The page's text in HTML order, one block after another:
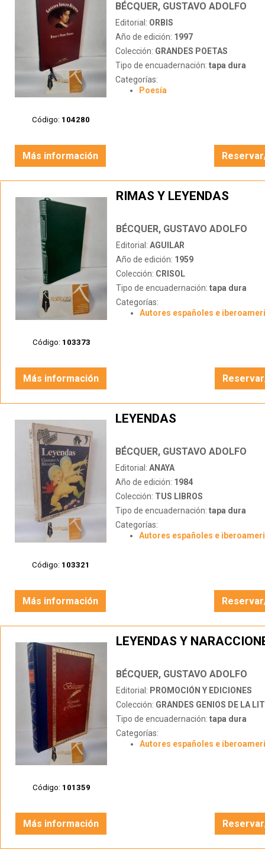
Código: 104280
BÉCQUER, GUSTAVO ADOLFO
Editorial: ORBIS
Año de edición: 1997
Colección: GRANDES POETAS
Tipo de encuadernación: tapa dura
Categorías:
Poesía
Más información
Código: 103373
RIMAS Y LEYENDAS
BÉCQUER, GUSTAVO ADOLFO
Editorial: AGUILAR
Año de edición: 1959
Colección: CRISOL
Tipo de encuadernación: tapa dura
Categorías:
Autores españoles e
Más información
Código: 103321
LEYENDAS
BÉCQUER, GUSTAVO ADOLFO
Editorial: ANAYA
Año de edición: 1984
Colección: TUS LIBROS
Tipo de encuadernación: tapa dura
Categorías:
Autores españoles e
Más información
Código: 101359
LEYENDAS Y
BÉCQUER, GUSTAVO ADOLFO
Editorial: PROMOCIÓN Y EDICIONES
Colección: GRANDES GENIOS DE LA
Tipo de encuadernación: tapa dura
Categorías:
Autores españoles e
Más información